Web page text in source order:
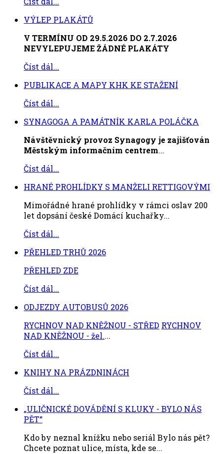
VÝLEP PLAKÁTŮ
V TERMÍNU OD 29.5.2026 DO 2.7.2026
NEVYLEPUJEME ŽÁDNÉ PLAKÁTY
Číst dál...
PUBLIKACE A MAPY KHK KE STAŽENÍ
Číst dál...
SYNAGOGA A PAMÁTNÍK KARLA POLÁČKA
Návštěvnický provoz Synagogy je zajišťován
Městským informačním centrem...
Číst dál...
HRANÉ PROHLÍDKY S MANŽELI RETTIGOVÝMI
Mimořádné hrané prohlídky v rámci oslav 200
let dopsání české Domácí kuchařky...
Číst dál...
PŘEHLED TRHŮ 2026
PŘEHLED ZDE
Číst dál...
ODJEZDY AUTOBUSŮ 2026
RYCHNOV NAD KNĚŽNOU - STŘED RYCHNOV
NAD KNĚŽNOU - žel....
Číst dál...
KNIHY NA PRÁZDNINÁCH
Číst dál...
„ULIČNICKÉ DOVÁDĚNÍ S KLUKY - BYLO NÁS
PĚT“
Kdo by neznal knížku nebo seriál Bylo nás pět?
Chcete poznat ulice, místa, kde se...